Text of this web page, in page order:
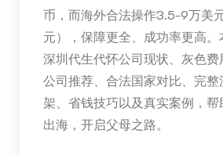
币，而海外合法操作3.5-9万美
元），保障更全、成功率更高
深圳代生代怀公司现状、灰色
公司推荐、合法国家对比、完
架、省钱技巧以及真实案例，
出海，开启父母之路。